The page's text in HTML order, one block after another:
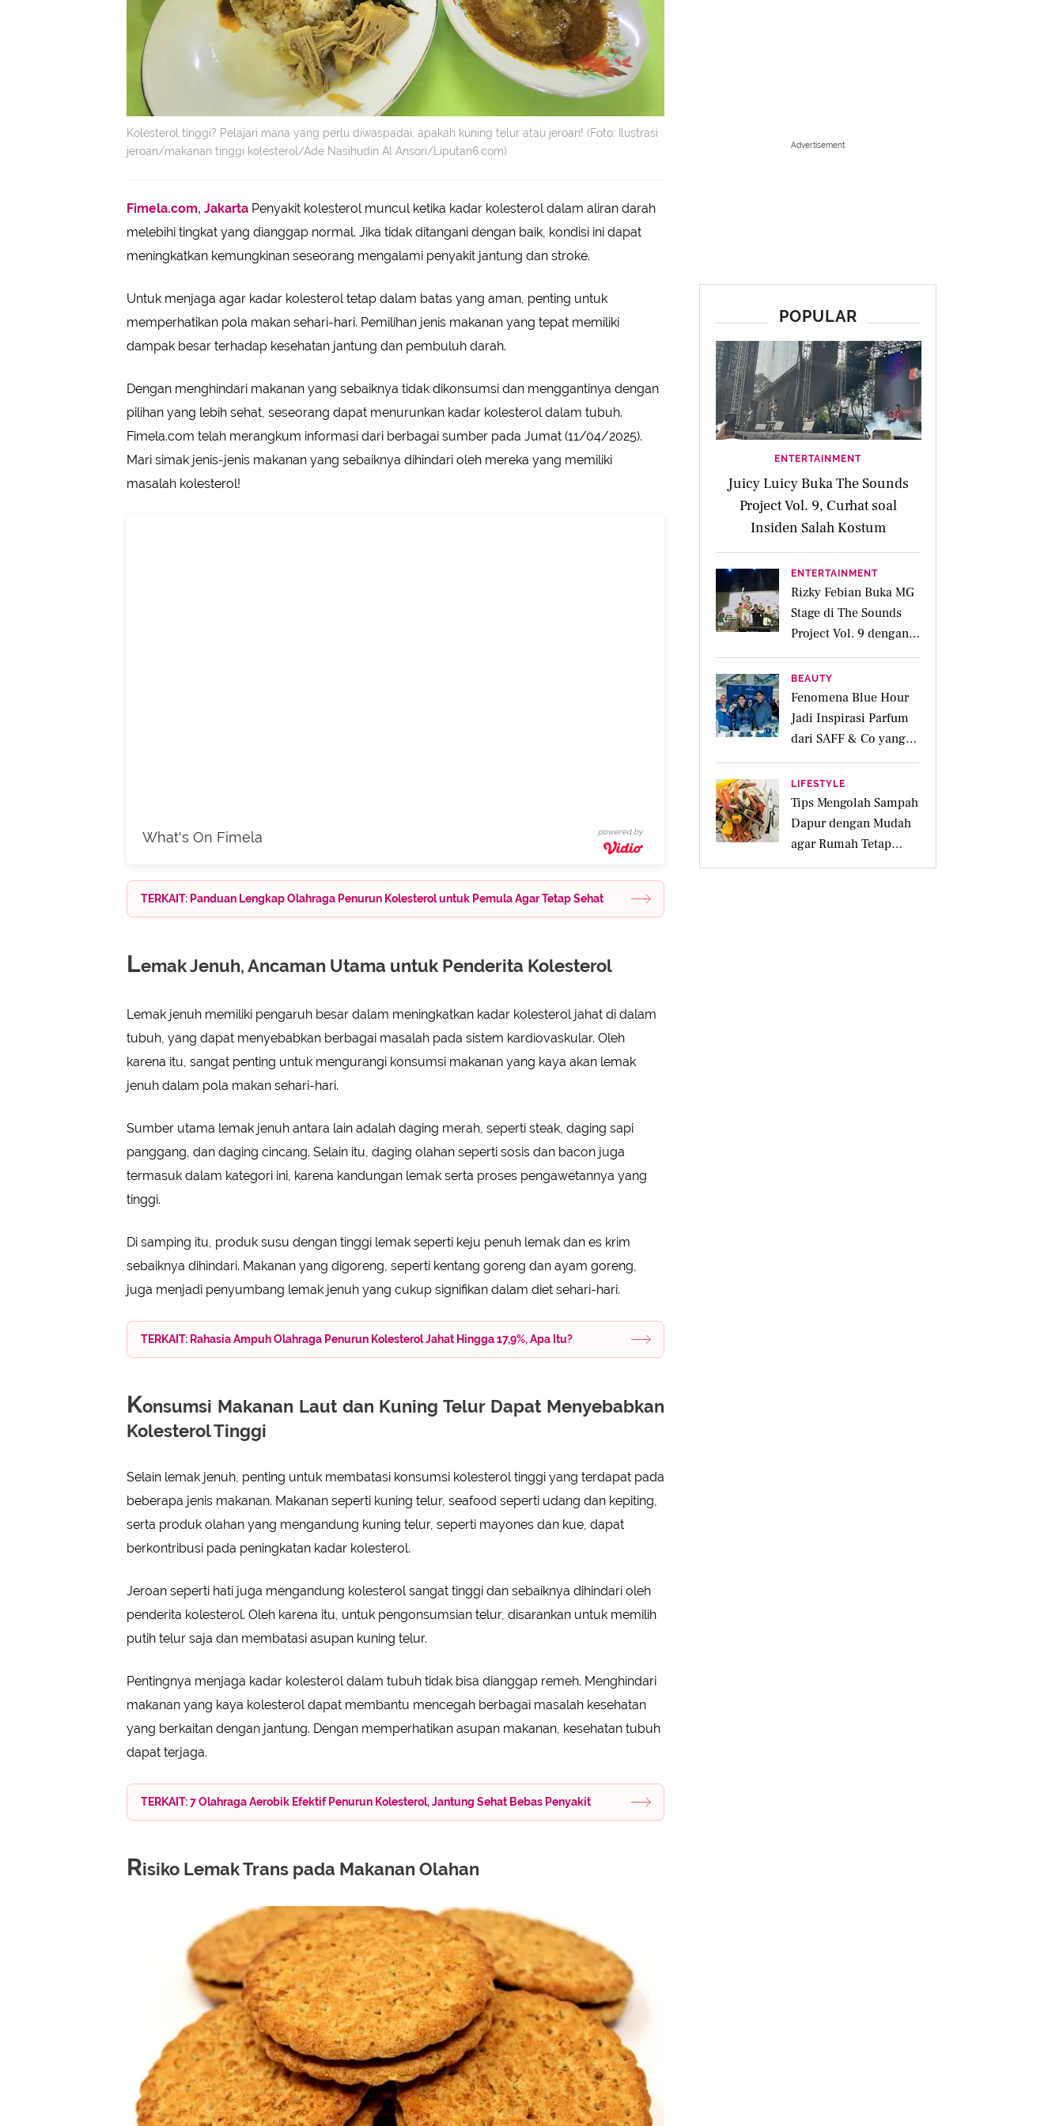
Kolesterol tinggi? Pelajari mana yang perlu diwaspadai, apakah kuning telur atau jeroan! (Foto: Ilustrasi
jeroan/makanan tinggi kolesterol/Ade Nasihudin Al Ansori/Liputan6.com)
Fimela.com, Jakarta Penyakit kolesterol muncul ketika kadar kolesterol dalam aliran darah
melebihi tingkat yang dianggap normal. Jika tidak ditangani dengan baik, kondisi ini dapat
meningkatkan kemungkinan seseorang mengalami penyakit jantung dan stroke.
Untuk menjaga agar kadar kolesterol tetap dalam batas yang aman, penting untuk
memperhatikan pola makan sehari-hari. Pemilihan jenis makanan yang tepat memiliki
dampak besar terhadap kesehatan jantung dan pembuluh darah.
Dengan menghindari makanan yang sebaiknya tidak dikonsumsi dan menggantinya dengan
pilihan yang lebih sehat, seseorang dapat menurunkan kadar kolesterol dalam tubuh.
Fimela.com telah merangkum informasi dari berbagai sumber pada Jumat (11/04/2025).
Mari simak jenis-jenis makanan yang sebaiknya dihindari oleh mereka yang memiliki
masalah kolesterol!
What's On Fimela powered by
TERKAIT: Panduan Lengkap Olahraga Penurun Kolesterol untuk Pemula Agar Tetap Sehat
Lemak Jenuh, Ancaman Utama untuk Penderita Kolesterol
Lemak jenuh memiliki pengaruh besar dalam meningkatkan kadar kolesterol jahat di dalam
tubuh, yang dapat menyebabkan berbagai masalah pada sistem kardiovaskular. Oleh
karena itu, sangat penting untuk mengurangi konsumsi makanan yang kaya akan lemak
jenuh dalam pola makan sehari-hari.
Sumber utama lemak jenuh antara lain adalah daging merah, seperti steak, daging sapi
panggang, dan daging cincang. Selain itu, daging olahan seperti sosis dan bacon juga
termasuk dalam kategori ini, karena kandungan lemak serta proses pengawetannya yang
tinggi.
Di samping itu, produk susu dengan tinggi lemak seperti keju penuh lemak dan es krim
sebaiknya dihindari. Makanan yang digoreng, seperti kentang goreng dan ayam goreng,
juga menjadi penyumbang lemak jenuh yang cukup signifikan dalam diet sehari-hari.
TERKAIT: Rahasia Ampuh Olahraga Penurun Kolesterol Jahat Hingga 17,9%, Apa Itu?
Konsumsi Makanan Laut dan Kuning Telur Dapat Menyebabkan
Kolesterol Tinggi
Selain lemak jenuh, penting untuk membatasi konsumsi kolesterol tinggi yang terdapat pada
beberapa jenis makanan. Makanan seperti kuning telur, seafood seperti udang dan kepiting,
serta produk olahan yang mengandung kuning telur, seperti mayones dan kue, dapat
berkontribusi pada peningkatan kadar kolesterol.
Jeroan seperti hati juga mengandung kolesterol sangat tinggi dan sebaiknya dihindari oleh
penderita kolesterol. Oleh karena itu, untuk pengonsumsian telur, disarankan untuk memilih
putih telur saja dan membatasi asupan kuning telur.
Pentingnya menjaga kadar kolesterol dalam tubuh tidak bisa dianggap remeh. Menghindari
makanan yang kaya kolesterol dapat membantu mencegah berbagai masalah kesehatan
yang berkaitan dengan jantung. Dengan memperhatikan asupan makanan, kesehatan tubuh
dapat terjaga.
TERKAIT: 7 Olahraga Aerobik Efektif Penurun Kolesterol, Jantung Sehat Bebas Penyakit
Risiko Lemak Trans pada Makanan Olahan
Advertisement
POPULAR
ENTERTAINMENT
Juicy Luicy Buka The Sounds
Project Vol. 9, Curhat soal
Insiden Salah Kostum
ENTERTAINMENT
Rizky Febian Buka MG
Stage di The Sounds
Project Vol. 9 dengan
Deretan Hitsnya
BEAUTY
Fenomena Blue Hour
Jadi Inspirasi Parfum
dari SAFF & Co yang
Beraroma Hangat dan
Memikat
LIFESTYLE
Tips Mengolah Sampah
Dapur dengan Mudah
agar Rumah Tetap
Bersih dan Ramah